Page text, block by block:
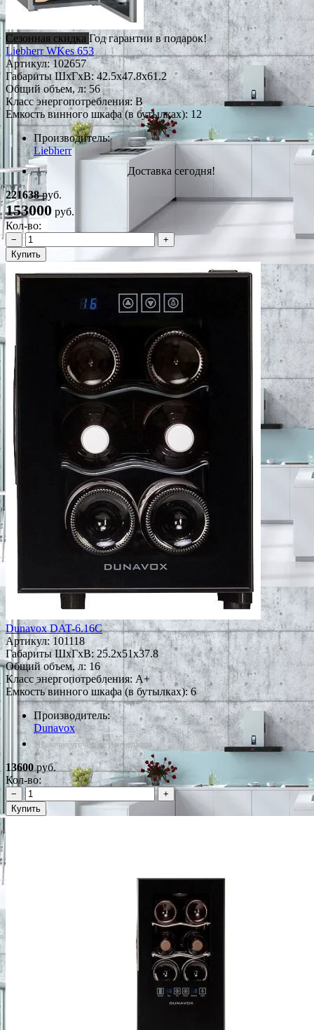
Сезонная скидка Год гарантии в подарок!
Liebherr WKes 653
Артикул:102657
Габариты ШxГxВ: 42.5x47.8x61.2
Общий объем, л: 56
Класс энергопотребления: B
Емкость винного шкафа (в бутылках): 12
Производитель:
Liebherr
Доставка сегодня!
221638руб.
153000 руб.
Кол-во:
−
+
Купить
Dunavox DAT-6.16C
Артикул:101118
Габариты ШxГxВ: 25.2x51x37.8
Общий объем, л: 16
Класс энергопотребления: A+
Емкость винного шкафа (в бутылках): 6
Производитель:
Dunavox
*Наличие уточняйте у менеджера
13600руб.
Кол-во:
−
+
Купить